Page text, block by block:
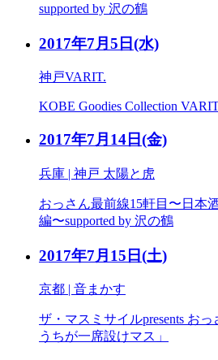
supported by 沢の鶴
2017年7月5日(水)
神戸VARIT.
KOBE Goodies Collection
2017年7月14日(金)
兵庫 | 神戸 太陽と虎
おっさん最前線15軒目〜日本
編〜supported by 沢の鶴
2017年7月15日(土)
京都 | 音まかす
ザ・マスミサイルpresents お
うちが一席設けマス」